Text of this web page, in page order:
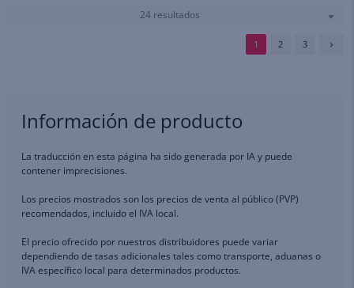
24 resultados
1 2 3
Información de producto
La traducción en esta página ha sido generada por IA y puede
contener imprecisiones.
Los precios mostrados son los precios de venta al público (PVP)
recomendados, incluido el IVA local.
El precio ofrecido por nuestros distribuidores puede variar
dependiendo de tasas adicionales tales como transporte, aduanas o
IVA específico local para determinados productos.